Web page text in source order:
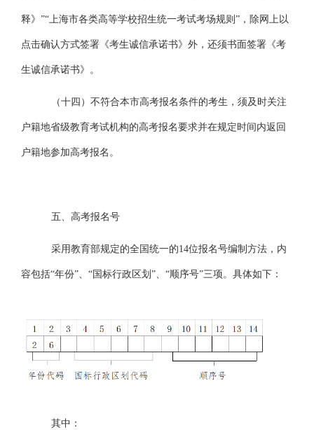
释》 ”“上海市各类高等学校招生统一考试考场规则”，除网上以
点击确认方式签署《考生诚信承诺书》外，还须书面签署《考
生诚信承诺书》。
（十四 ）不符合本市高考报名条件的考生，须及时关注
户籍地省级教育考试机构的高考报名要求并在规定时间内返回
户籍地参加高考报名。
五、高考报名号
采用教育部规定的全国统一的14位报名号编制方法，内
容包括“年份”、“国标行政区划”、“顺序号”三项。具体如下：
其中：